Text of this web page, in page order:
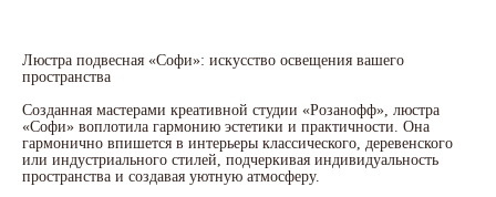
Люстра подвесная «Софи»: искусство освещения вашего
пространства
Созданная мастерами креативной студии «Розанофф», люстра
«Софи» воплотила гармонию эстетики и практичности. Она
гармонично впишется в интерьеры классического, деревенского
или индустриального стилей, подчеркивая индивидуальность
пространства и создавая уютную атмосферу.